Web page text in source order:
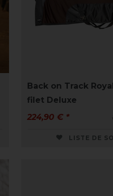
Back on Track
filet Deluxe
224,90 € *
LISTE DE